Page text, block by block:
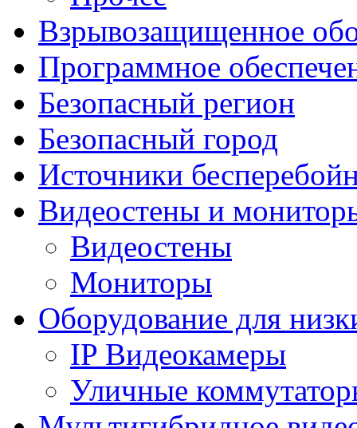
Взрывозащищенное
Программное
Безопасный регион
Безопасный город
Источники
Видеостены и
Видеостены
Мониторы
Оборудование для
IP Видеокамеры
Уличные